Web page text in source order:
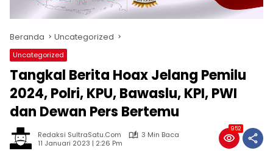
Beranda Uncategorized
Uncategorized
Tangkal Berita Hoax Jelang Pemilu
2024, Polri, KPU, Bawaslu, KPI, PWI
dan Dewan Pers Bertemu
Redaksi SultraSatu.Com
3 Min Baca
11 Januari 2023 | 2:26 Pm
952